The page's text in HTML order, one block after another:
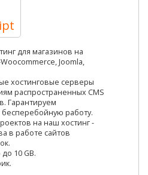
для магазинов на
Joomla,
хостинговые серверы
распространенных CMS
Гарантируем
работу.
на наш хостинг -
в работе сайтов
10 GB.